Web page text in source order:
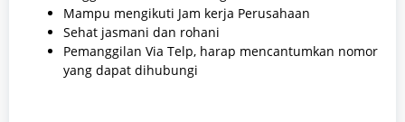
Mampu mengikuti Jam kerja Perusahaan
Sehat jasmani dan rohani
Pemanggilan Via Telp, harap mencantumkan nomor
yang dapat dihubungi